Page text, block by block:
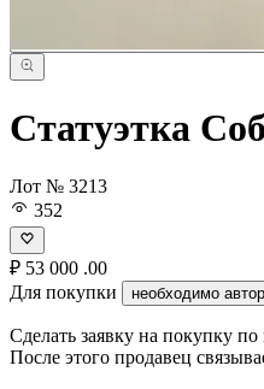
Статуэтка
Лот № 3213
352
₽ 53 000 .00
Для покупки
необходимо
Сделать заявку на покупку
После этого продавец